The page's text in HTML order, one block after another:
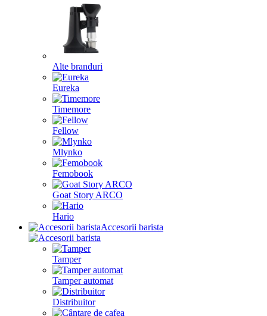
Alte branduri
Eureka
Timemore
Fellow
Mlynko
Femobook
Goat Story ARCO
Hario
Accesorii barista
Tamper
Tamper automat
Distribuitor